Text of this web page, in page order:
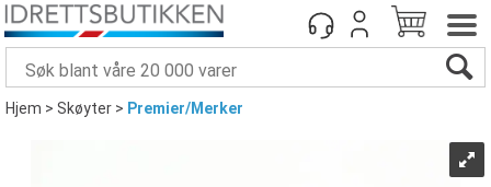
Hjem>Skøyter> Premier/Merker